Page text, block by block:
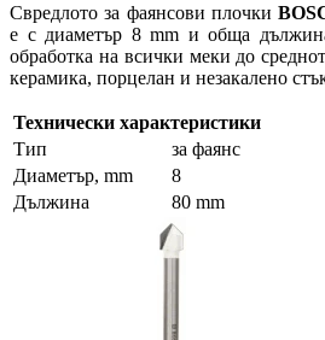
Свредлото за фаянсови плочки
е с диаметър 8 mm и обща
обработка на всички меки до
керамика, порцелан и незакалено
Технически характеристики
Тип
за фаянс
Диаметър, mm
8
Дължина
80 mm